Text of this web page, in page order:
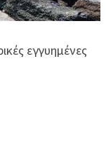
εγγυημένες